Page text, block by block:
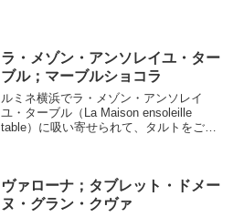
ラ・メゾン・アンソレイユ・ター
ブル；マーブルショコラ
ルミネ横浜でラ・メゾン・アンソレイ
ユ・ターブル（La Maison ensoleille
table）に吸い寄せられて、タルトをご購
ヴァローナ；タブレット・ドメー
ヌ・グラン・クヴァ